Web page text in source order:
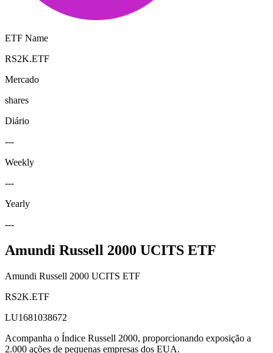
ETF Name
RS2K.ETF
Mercado
shares
Diário
---
Weekly
---
Yearly
---
Amundi Russell 2000 UCITS ETF
Amundi Russell 2000 UCITS ETF
RS2K.ETF
LU1681038672
Acompanha o Índice Russell 2000, proporcionando exposição a
2.000 ações de pequenas empresas dos EUA.